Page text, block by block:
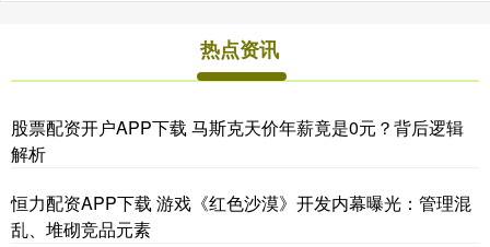
热点资讯
股票配资开户APP下载 马斯克天价年薪竟是0元？背后逻辑
解析
恒力配资APP下载 游戏《红色沙漠》开发内幕曝光：管理混
乱、堆砌竞品元素